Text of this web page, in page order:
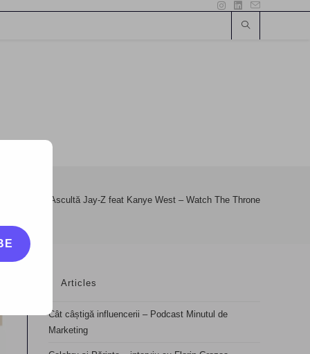
MUSIC: Ascultă Jay-Z feat Kanye West – Watch The Throne (live @
Articles
Cât câștigă influencerii – Podcast Minutul de
Marketing